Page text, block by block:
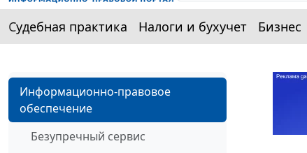
Судебная практика Налоги и бухучет Бизнес
Информационно-правовое
обеспечение
Безупречный сервис